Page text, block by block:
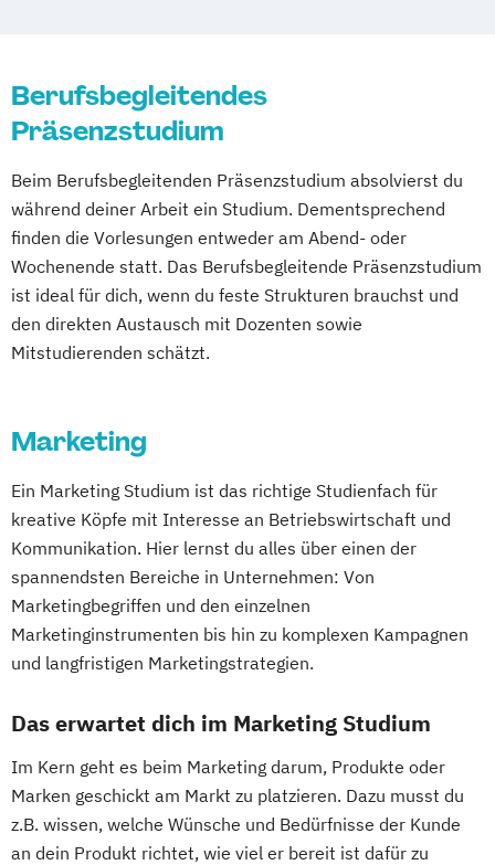
Berufsbegleitendes
Präsenzstudium
Beim Berufsbegleitenden Präsenzstudium absolvierst du
während deiner Arbeit ein Studium. Dementsprechend
finden die Vorlesungen entweder am Abend- oder
Wochenende statt. Das Berufsbegleitende Präsenzstudium
ist ideal für dich, wenn du feste Strukturen brauchst und
den direkten Austausch mit Dozenten sowie
Mitstudierenden schätzt.
Marketing
Ein Marketing Studium ist das richtige Studienfach für
kreative Köpfe mit Interesse an Betriebswirtschaft und
Kommunikation. Hier lernst du alles über einen der
spannendsten Bereiche in Unternehmen: Von
Marketingbegriffen und den einzelnen
Marketinginstrumenten bis hin zu komplexen Kampagnen
und langfristigen Marketingstrategien.
Das erwartet dich im Marketing Studium
Im Kern geht es beim Marketing darum, Produkte oder
Marken geschickt am Markt zu platzieren. Dazu musst du
z.B. wissen, welche Wünsche und Bedürfnisse der Kunde
an dein Produkt richtet, wie viel er bereit ist dafür zu